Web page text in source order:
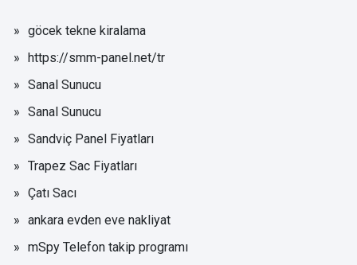
göcek tekne kiralama
https://smm-panel.net/tr
Sanal Sunucu
Sanal Sunucu
Sandviç Panel Fiyatları
Trapez Sac Fiyatları
Çatı Sacı
ankara evden eve nakliyat
mSpy Telefon takip programı